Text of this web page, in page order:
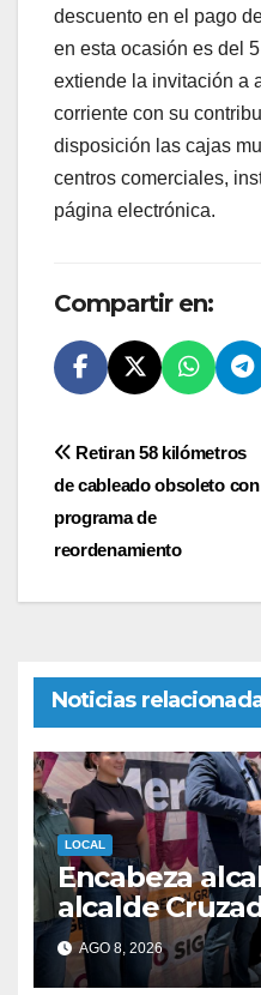
descuento en el pago
en esta ocasión es del
extiende la invitación a
corriente con su
disposición las cajas
centros comerciales,
página electrónica.
Compartir en:
Navegación
de
entradas
Retiran 58 kilómetros
de cableado obsoleto con
programa de
reordenamiento
Noticias
LOCAL
Encabeza
alcalde
mercado en
Hidalgo
AGO 8, 2026